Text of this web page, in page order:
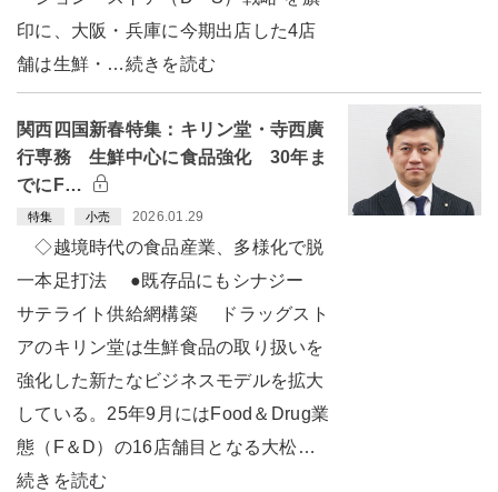
印に、大阪・兵庫に今期出店した4店
舗は生鮮・…続きを読む
関西四国新春特集：キリン堂・寺西廣
行専務 生鮮中心に食品強化 30年ま
でにF…
特集 小売 2026.01.29
◇越境時代の食品産業、多様化で脱
一本足打法 ●既存品にもシナジー
サテライト供給網構築 ドラッグスト
アのキリン堂は生鮮食品の取り扱いを
強化した新たなビジネスモデルを拡大
している。25年9月にはFood＆Drug業
態（F＆D）の16店舗目となる大松…
続きを読む